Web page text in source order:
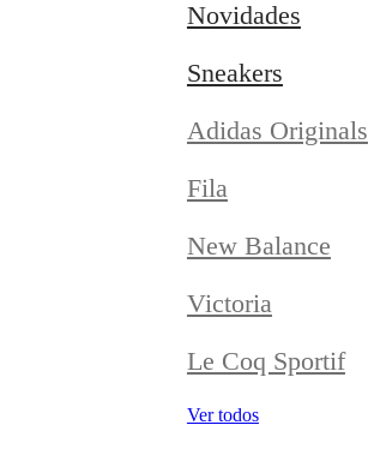
Novidades
Sneakers
Adidas Originals
Fila
New Balance
Victoria
Le Coq Sportif
Ver todos